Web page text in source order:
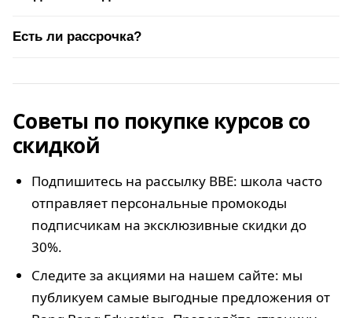
Есть ли рассрочка?
Советы по покупке курсов со
скидкой
Подпишитесь на рассылку BBE: школа часто
отправляет персональные промокоды
подписчикам на эксклюзивные скидки до
30%.
Следите за акциями на нашем сайте: мы
публикуем самые выгодные предложения от